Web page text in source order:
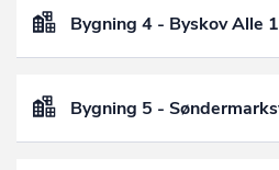
Bygning 4 - Byskov Alle
Bygning 5 -